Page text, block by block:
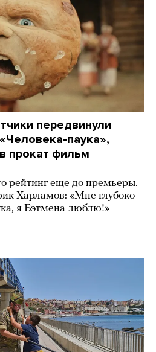
передвинули
паука»,
прокат фильм
рейтинг еще до премьеры.
Харламов: «Мне глубоко
я Бэтмена люблю!»